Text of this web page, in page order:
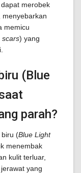
merobek
menyebarkan
memicu
scars) yang
(Blue
parah?
biru (Blue Light
menembak
kulit terluar,
yang